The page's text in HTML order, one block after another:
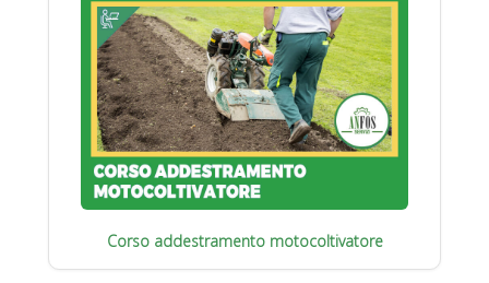
Corso addestramento motocoltivatore